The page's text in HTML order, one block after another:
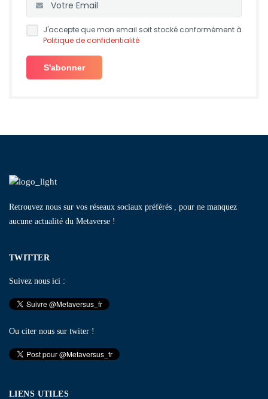
J'accepte que mon email soit stocké conformément à
Politique de confidentialité
Retrouvez nous sur vos réseaux sociaux préférés , pour ne manquez
aucune actualité du Metaverse !
TWITTER
Suivez nous ici :
Ou citer nous sur twiter !
LIENS UTILES